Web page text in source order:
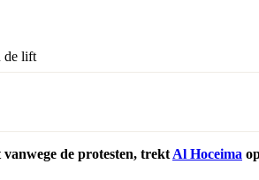
de protesten, trekt Al Hoceima